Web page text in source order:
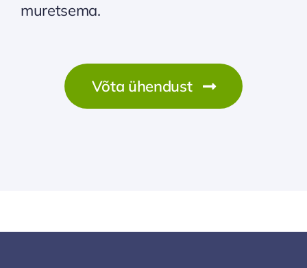
muretsema.
Võta ühendust